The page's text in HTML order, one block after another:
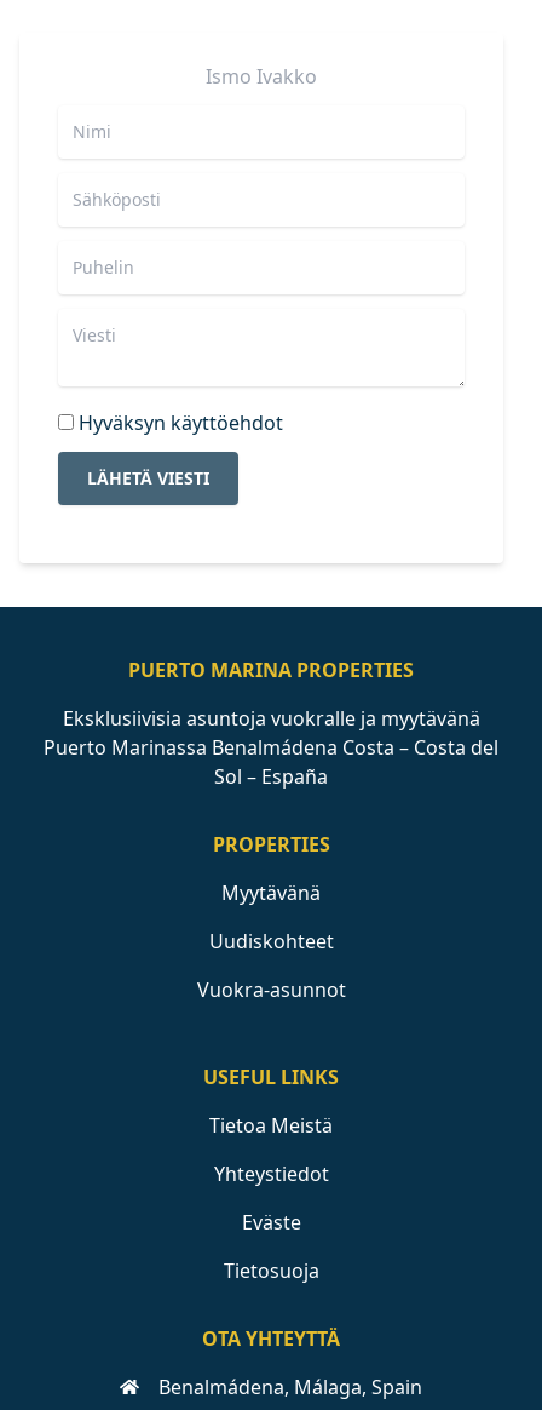
Ismo Ivakko
Hyväksyn käyttöehdot
LÄHETÄ VIESTI
PUERTO MARINA PROPERTIES
Eksklusiivisia asuntoja vuokralle ja myytävänä
Puerto Marinassa Benalmádena Costa – Costa del
Sol – España
PROPERTIES
Myytävänä
Uudiskohteet
Vuokra-asunnot
USEFUL LINKS
Tietoa Meistä
Yhteystiedot
Eväste
Tietosuoja
OTA YHTEYTTÄ
Benalmádena, Málaga, Spain